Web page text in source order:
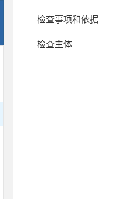
检查事项和依据
检查主体